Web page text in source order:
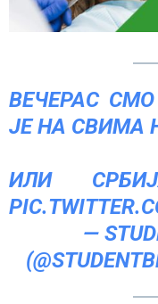
ВЕЧЕРАС
ЈЕ НА СВИМА
ИЛИ
—